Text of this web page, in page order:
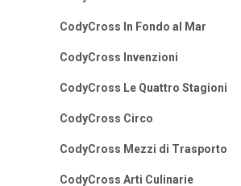
CodyCross In Fondo al Mar
CodyCross Invenzioni
CodyCross Le Quattro Stagioni
CodyCross Circo
CodyCross Mezzi di Trasporto
CodyCross Arti Culinarie